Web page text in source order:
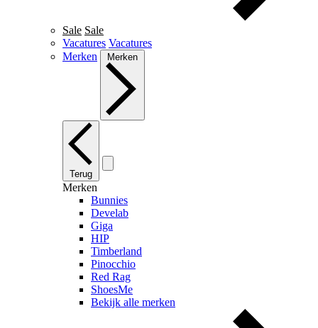
Sale Sale
Vacatures Vacatures
Merken
Merken
Terug
Merken
Bunnies
Develab
Giga
HIP
Timberland
Pinocchio
Red Rag
ShoesMe
Bekijk alle merken